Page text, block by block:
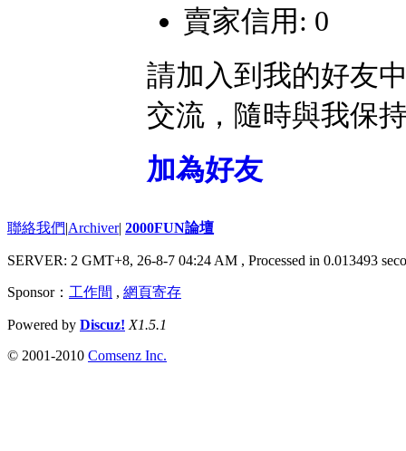
賣家信用: 0
請加入到我的好友
交流，隨時與我保
加為好友
聯絡我們|Archiver| 2000FUN論壇
SERVER: 2 GMT+8, 26-8-7 04:24 AM , Processed in 0.013493
Sponsor： 工作間 , 網頁寄存
Powered by Discuz! X1.5.1
© 2001-2010 Comsenz Inc.